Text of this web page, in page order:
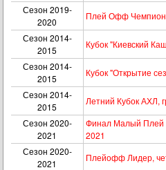
Сезон 2019-
2020
Плей Офф
Сезон 2014-
2015
Кубок "Киевский
Сезон 2014-
2015
Кубок "Открытие
Сезон 2014-
2015
Летний Кубок АХЛ,
Сезон 2020-
2021
Финал Малый Плей
2021
Сезон 2020-
2021
Плейофф Лидер,